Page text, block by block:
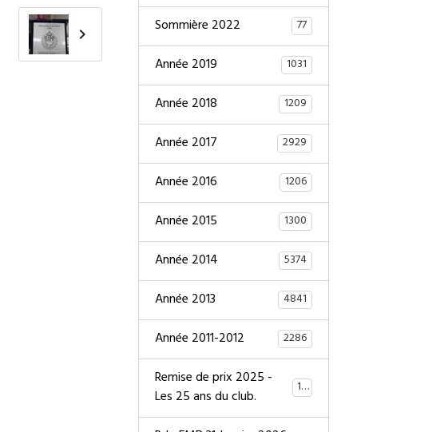
Sommière 2022 77
Année 2019 1031
Année 2018 1209
Année 2017 2929
Année 2016 1206
Année 2015 1300
Année 2014 5374
Année 2013 4841
Année 2011-2012 2286
Remise de prix 2025 -
Les 25 ans du club.
147